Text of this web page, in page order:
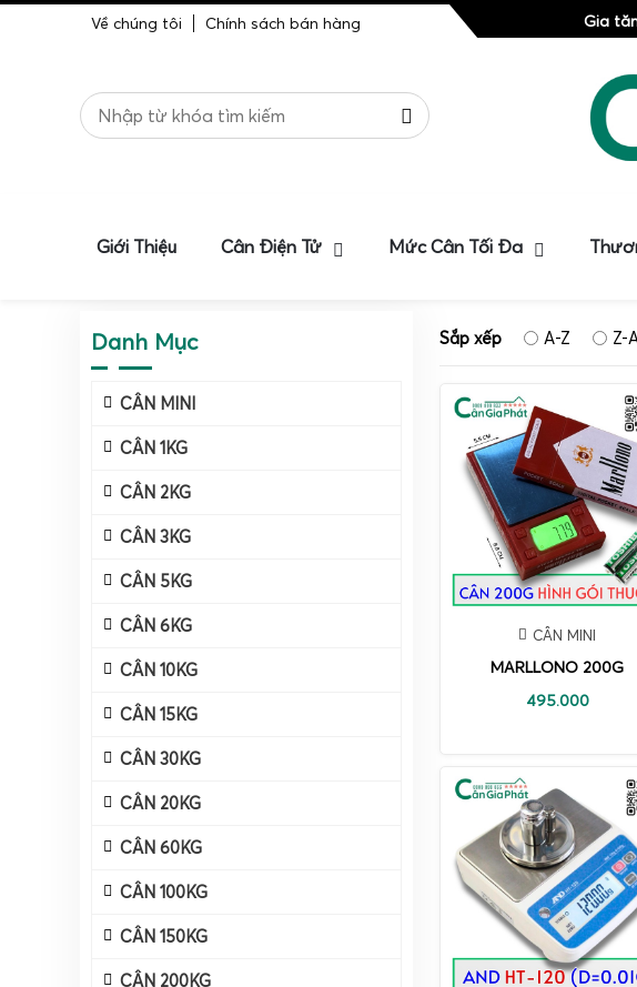
Về chúng tôi Chính sách bán hàng Gia
Giới Thiệu Cân Điện Tử Mức Cân Tối Đa
Danh Mục
CÂN MINI
CÂN 1KG
CÂN 2KG
CÂN 3KG
CÂN 5KG
CÂN 6KG
CÂN 10KG
CÂN 15KG
CÂN 30KG
CÂN 20KG
CÂN 60KG
CÂN 100KG
CÂN 150KG
CÂN 200KG
Sắp xếp A-Z Z-
CÂN MINI
MARLLONO 200G
495.000